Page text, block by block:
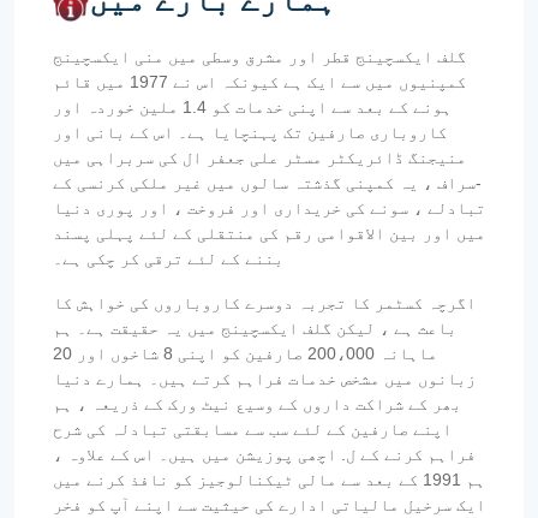
گلف ایکسچینج قطر اور مشرق وسطی میں منی ایکسچینج
کمپنیوں میں سے ایک ہے کیونکہ اس نے 1977 میں قائم
ہونے کے بعد سے اپنی خدمات کو 1.4 ملین خوردہ اور
کاروباری صارفین تک پہنچایا ہے۔ اس کے بانی اور
منیجنگ ڈائریکٹر مسٹر علی جعفر ال کی سربراہی میں
-سراف ، یہ کمپنی گذشتہ سالوں میں غیر ملکی کرنسی کے
تبادلے ، سونے کی خریداری اور فروخت ، اور پوری دنیا
میں اور بین الاقوامی رقم کی منتقلی کے لئے پہلی پسند
بننے کے لئے ترقی کر چکی ہے۔
اگرچہ کسٹمر کا تجربہ دوسرے کاروباروں کی خواہش کا
باعث ہے ، لیکن گلف ایکسچینج میں یہ حقیقت ہے۔ ہم
ماہانہ 200،000 صارفین کو اپنی 8 شاخوں اور 20
زبانوں میں مشخص خدمات فراہم کرتے ہیں۔ ہمارے دنیا
بھر کے شراکت داروں کے وسیع نیٹ ورک کے ذریعہ ، ہم
اپنے صارفین کے لئے سب سے مسابقتی تبادلہ کی شرح
فراہم کرنے کے ل. اچھی پوزیشن میں ہیں۔ اس کے علاوہ ،
ہم 1991 کے بعد سے مالی ٹیکنالوجیز کو نافذ کرنے میں
ایک سرخیل مالیاتی ادارے کی حیثیت سے اپنے آپ کو فخر